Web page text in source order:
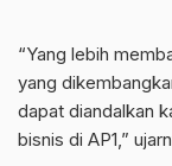
“Yang lebih
yang
dapat diandalkan
bisnis di AP1,”